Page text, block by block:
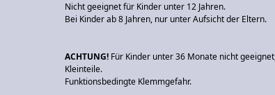
Nicht geeignet für Kinder unter 12 Jahren.
Bei Kinder ab 8 Jahren, nur unter Aufsicht der Eltern.
ACHTUNG! Für Kinder unter 36 Monate nicht
Kleinteile.
Funktionsbedingte Klemmgefahr.